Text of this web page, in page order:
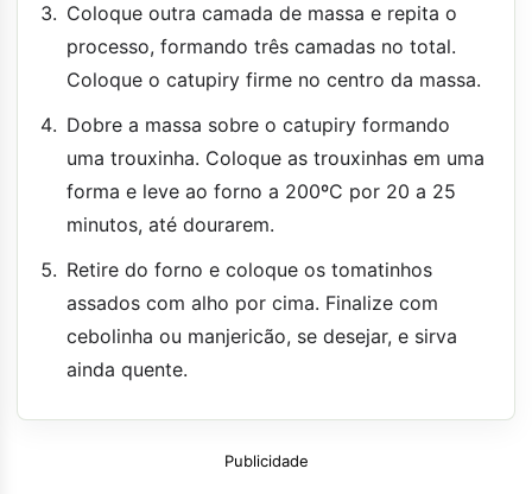
Coloque outra camada de massa e repita o
processo, formando três camadas no total.
Coloque o catupiry firme no centro da massa.
Dobre a massa sobre o catupiry formando
uma trouxinha. Coloque as trouxinhas em uma
forma e leve ao forno a 200ºC por 20 a 25
minutos, até dourarem.
Retire do forno e coloque os tomatinhos
assados com alho por cima. Finalize com
cebolinha ou manjericão, se desejar, e sirva
ainda quente.
Publicidade